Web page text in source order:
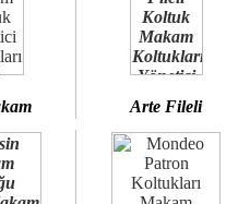
Arte Fileli